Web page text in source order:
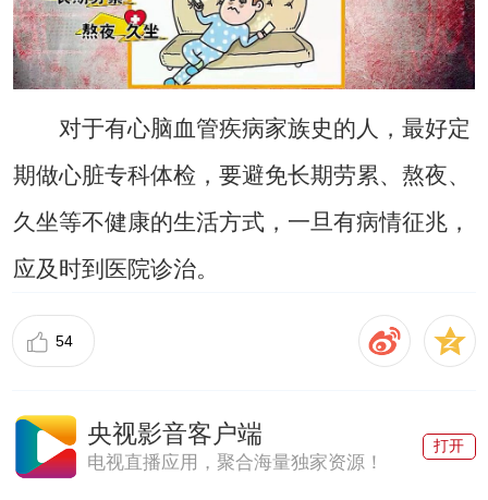
对于有心脑血管疾病家族史的人，最好定
期做心脏专科体检，要避免长期劳累、熬夜、
久坐等不健康的生活方式，一旦有病情征兆，
应及时到医院诊治。
54
央视影音客户端
电视直播应用，聚合海量独家资源！
打开